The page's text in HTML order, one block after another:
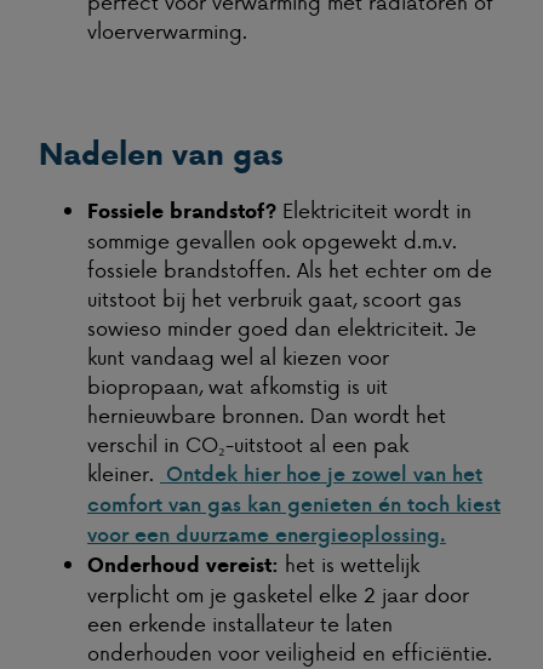
vloerverwarming.
Nadelen van gas
Fossiele brandstof? Elektriciteit wordt in
sommige gevallen ook opgewekt d.m.v.
fossiele brandstoffen. Als het echter om de
uitstoot bij het verbruik gaat, scoort gas
sowieso minder goed dan elektriciteit. Je
kunt vandaag wel al kiezen voor
biopropaan, wat afkomstig is uit
hernieuwbare bronnen. Dan wordt het
verschil in CO₂-uitstoot al een pak
kleiner. Ontdek hier hoe je zowel van het
comfort van gas kan genieten én toch kiest
voor een duurzame energieoplossing.
Onderhoud vereist: het is wettelijk
verplicht om je gasketel elke 2 jaar door
een erkende installateur te laten
onderhouden voor veiligheid en efficiëntie.